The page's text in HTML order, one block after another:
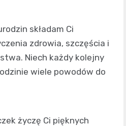
składam Ci
zdrowia, szczęścia i
Niech każdy kolejny
wiele powodów do
życzę Ci pięknych